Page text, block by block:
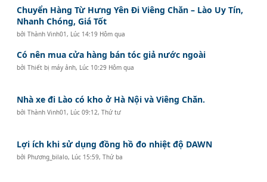
Chuyển Hàng Từ Hưng Yên Đi Viêng Chăn – Lào Uy Tín,
Nhanh Chóng, Giá Tốt
bởiThành Vinh01 , Lúc 14:19 Hôm qua
Có nên mua cửa hàng bán tóc giả nước ngoài
bởiThiết bị máy ảnh, Lúc 10:29 Hôm qua
Nhà xe đi Lào có kho ở Hà Nội và Viêng Chăn.
bởiThành Vinh01 , Lúc 09:12, Thứ tư
Lợi ích khi sử dụng đồng hồ đo nhiệt độ DAWN
bởi Phương_bilalo, Lúc 15:59, Thứ ba